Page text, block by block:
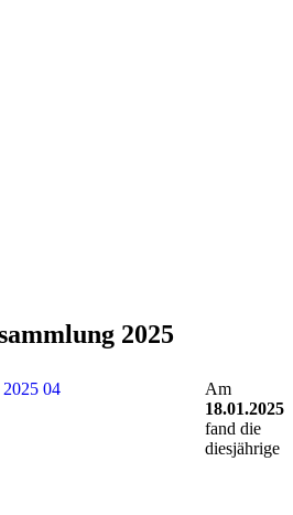
2025
Am
18.01.2025
fand die
diesjährige